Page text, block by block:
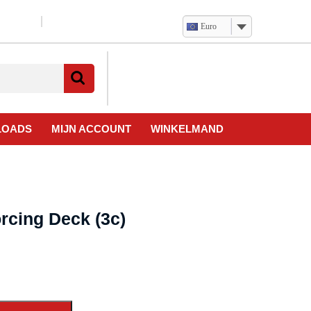
Euro
MIJN ACCOUNT WINKELMAND
Deck (3c)